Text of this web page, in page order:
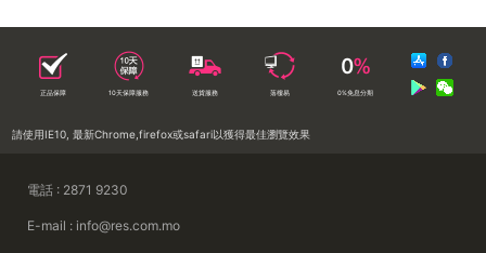
正品保障 10天保障服務 送貨服務 落樓易 0%免息分期
請使用IE10, 最新Chrome,firefox或safari以獲得最佳瀏覽效果
電話 : 2871 9230
E-mail : info@res.com.mo